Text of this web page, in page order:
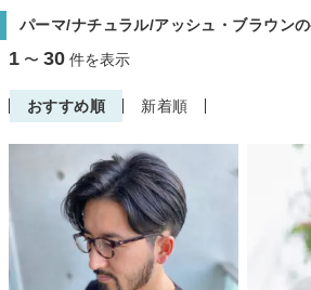
パーマ/ナチュラル/アッシュ・ブラウン
1 〜 30 件を表示
おすすめ順 新着順